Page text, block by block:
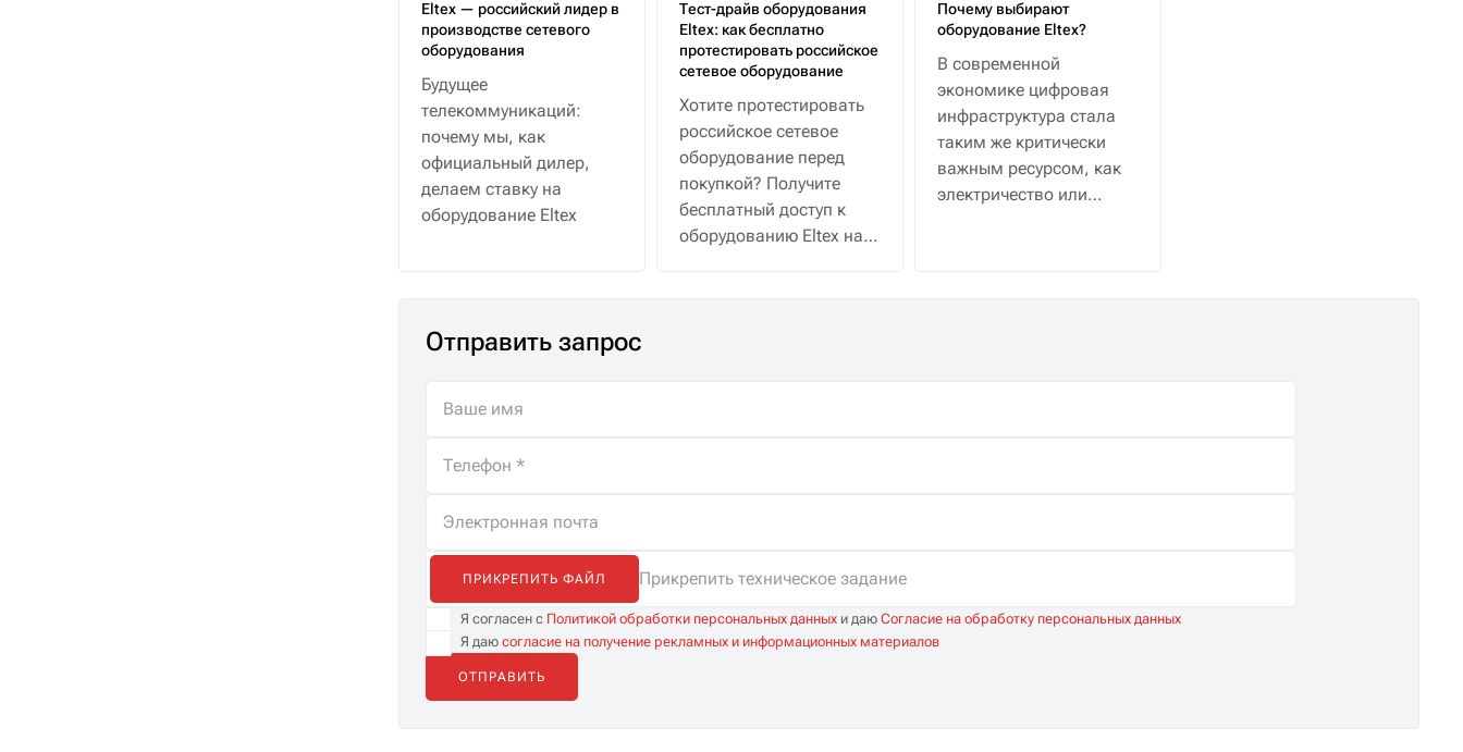
Eltex — российский лидер в
производстве сетевого
оборудования
Будущее
телекоммуникаций:
почему мы, как
официальный дилер,
делаем ставку на
оборудование Eltex
Тест-драйв оборудования
Eltex: как бесплатно
протестировать российское
сетевое оборудование
Хотите протестировать
российское сетевое
оборудование перед
покупкой? Получите
бесплатный доступ к
оборудованию Eltex на
Почему выбирают
оборудование Eltex?
В современной
экономике цифровая
инфраструктура стала
таким же критически
важным ресурсом, как
электричество или
Отправить запрос
ПРИКРЕПИТЬ ФАЙЛ Прикрепить техническое задание
Я согласен с Политикой обработки персональных данных и даюСогласие на обработку персональных данных
Я даюсогласие на получение рекламных и информационных материалов